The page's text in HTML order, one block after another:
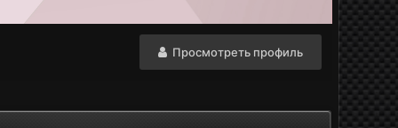
Просмотреть профиль